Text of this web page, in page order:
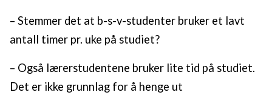
– Stemmer det at b-s-v-studenter bruker et lavt
antall timer pr. uke på studiet?
– Også lærerstudentene bruker lite tid på studiet.
Det er ikke grunnlag for å henge ut